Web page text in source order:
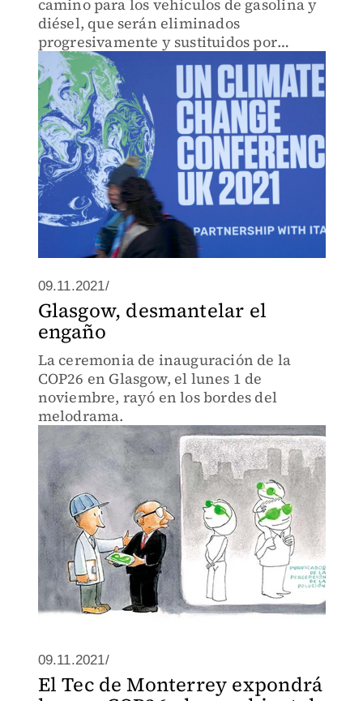
camino para los vehículos de gasolina y
diésel, que serán eliminados
progresivamente y sustituidos por
vehículos de cero emisiones para 2035
en los mercados clave.
09.11.2021/
Glasgow, desmantelar el
engaño
La ceremonia de inauguración de la
COP26 en Glasgow, el lunes 1 de
noviembre, rayó en los bordes del
melodrama.
09.11.2021/
El Tec de Monterrey expondrá